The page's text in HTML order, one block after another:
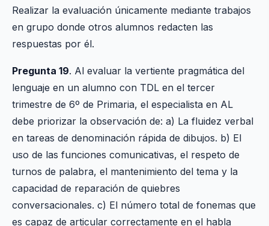
Realizar la evaluación únicamente mediante trabajos
en grupo donde otros alumnos redacten las
respuestas por él.
Pregunta 19. Al evaluar la vertiente pragmática del
lenguaje en un alumno con TDL en el tercer
trimestre de 6º de Primaria, el especialista en AL
debe priorizar la observación de: a) La fluidez verbal
en tareas de denominación rápida de dibujos. b) El
uso de las funciones comunicativas, el respeto de
turnos de palabra, el mantenimiento del tema y la
capacidad de reparación de quiebres
conversacionales. c) El número total de fonemas que
es capaz de articular correctamente en el habla